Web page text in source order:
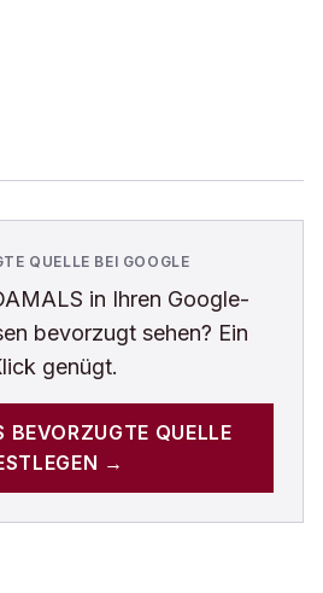
QUELLE BEI GOOGLE
in Ihren Google-
bevorzugt sehen? Ein
genügt.
BEVORZUGTE QUELLE
→